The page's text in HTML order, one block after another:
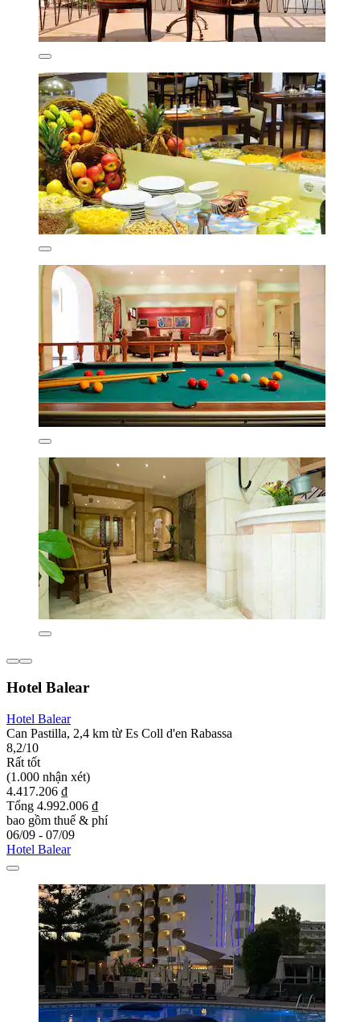
Hotel Balear
Hotel Balear
Can Pastilla, 2,4 km từ Es Coll d'en Rabassa
8,2/10
Rất tốt
(1.000 nhận xét)
4.417.206 ₫
Tổng 4.992.006 ₫
bao gồm thuế & phí
06/09 - 07/09
Hotel Balear